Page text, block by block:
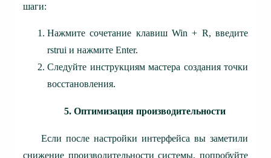
шаги:
Нажмите сочетание клавиш Win + R, введите
rstrui и нажмите Enter.
Следуйте инструкциям мастера создания точки
восстановления.
5. Оптимизация производительности
Если после настройки интерфейса вы заметили
снижение производительности системы, попробуйте